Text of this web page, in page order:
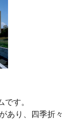
す。
あり、四季折々